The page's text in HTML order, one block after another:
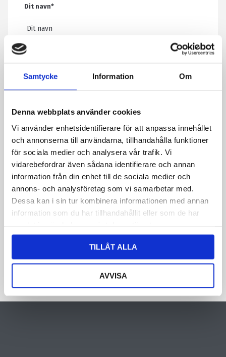
Samtycke Information Om
Denna webbplats använder cookies
Vi använder enhetsidentifierare för att anpassa innehållet
och annonserna till användarna, tillhandahålla funktioner
för sociala medier och analysera vår trafik. Vi
vidarebefordrar även sådana identifierare och annan
information från din enhet till de sociala medier och
annons- och analysföretag som vi samarbetar med.
Dessa kan i sin tur kombinera informationen med annan
information som du har tillhandahållit eller som de har
TILLÅT ALLA
AVVISA
Dit navn*
E-mail
Meddelelse*
Ved at indsende formularen accepterer du, at vi gemmer
personoplysninger i vores privatlivspolitik.
CAPTCHA